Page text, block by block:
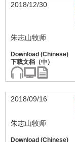
2018/12/30
朱志山牧师
2018/09/16
朱志山牧师